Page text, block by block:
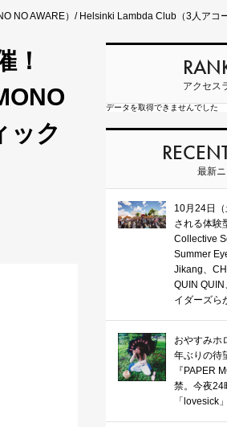
Lambda Club（3人アコースティック編成）【ドレ
！
ック
アクセス
データを取得できませんでした
最新
10月24日
される体験
Collective
Summer
Jikang、
QUIN
イダーズら
おやすみホ
年ぶりの待
『PAPER
禁。今夜24
「lovesick